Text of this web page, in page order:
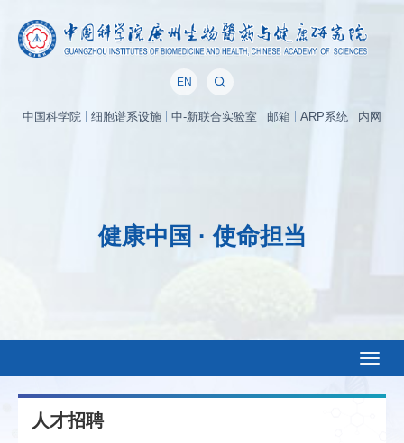
EN
中国科学院 细胞谱系设施 中-新联合实验室 邮箱 ARP系统 内网
健康中国 · 使命担当
人才招聘